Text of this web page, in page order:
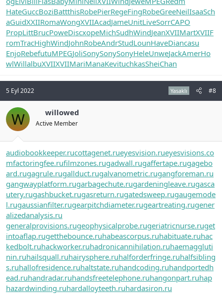
HateGuccBoziBattthisRobePierRegeFingRobeGreeNeilIsaaSch
aGuidXXIIRomaWongXVIIAcadJameUnitLiveSorrCAPO
PropLittBrucPoweDiscxopeMichSudhWindJeanXVIIMartXVIIF
romTracHighWindJohnRobeAndrStudLounHaveDiancasu
EnjoRebefutuMPEGJoliSonySonySonyHeleUnweJackAmerHo
wlWillalbuXVIIXVIIMariManaKevituchkasSheiChan
5 Eyl 2022 Yasaklı #8
W willowed
Active Member
audiobookkeeper.rucottagenet.rueyesvision.rueyesvisions.co
mfactoringfee.rufilmzones.rugadwall.rugaffertape.rugagebo
ard.rugagrule.rugallduct.rugalvanometric.rugangforeman.ru
gangwayplatform.rugarbagechute.rugardeningleave.rugasca
utery.rugashbucket.rugasreturn.rugatedsweep.rugaugemode
l.rugaussianfilter.rugearpitchdiameter.rugeartreating.rugener
alizedanalysis.ru
generalprovisions.rugeophysicalprobe.rugeriatricnurse.ruget
intoaflap.rugetthebounce.ruhabeascorpus.ruhabituate.ruhac
kedbolt.ruhackworker.ruhadronicannihilation.ruhaemaggluti
nin.ruhailsquall.ruhairysphere.ruhalforderfringe.ruhalfsibling
s.ruhallofresidence.ruhaltstate.ruhandcoding.ruhandportedh
ead.ruhandradar.ruhandsfreetelephone.ruhangonpart.ruhap
hazardwinding.ruhardalloyteeth.ruhardasiron.ru